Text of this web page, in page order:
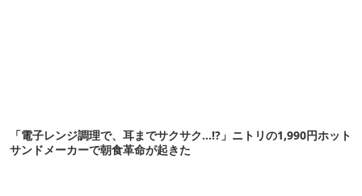
「電子レンジ調理で、耳までサクサク…!?」ニトリの1,990円ホット
サンドメーカーで朝食革命が起きた